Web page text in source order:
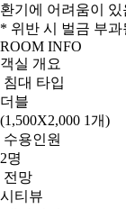
환기에 어려움이 있
* 위반 시 벌금 부과
ROOM INFO
객실 개요
침대 타입
더블
(1,500X2,000 1개)
수용인원
2명
전망
시티뷰